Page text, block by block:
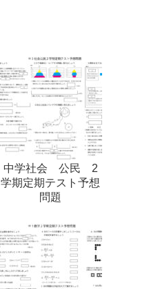
中学社会 公民 2
学期定期テスト予想
問題